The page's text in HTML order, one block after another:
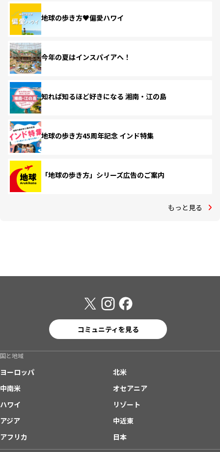
地球の歩き方♥偏愛ハワイ
今年の夏はインスパイアへ！
知れば知るほど好きになる 湘南・江の島
地球の歩き方45周年記念 インド特集
「地球の歩き方」シリーズ広告のご案内
もっと見る
コミュニティを見る
国と地域
ヨーロッパ
北米
中南米
オセアニア
ハワイ
リゾート
アジア
中近東
アフリカ
日本